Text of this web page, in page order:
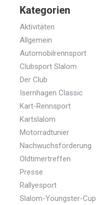
Kategorien
Aktivitäten
Allgemein
Automobilrennsport
Clubsport Slalom
Der Club
Isernhagen Classic
Kart-Rennsport
Kartslalom
Motorradtunier
Nachwuchsförderung
Oldtimertreffen
Presse
Rallyesport
Slalom-Youngster-Cup